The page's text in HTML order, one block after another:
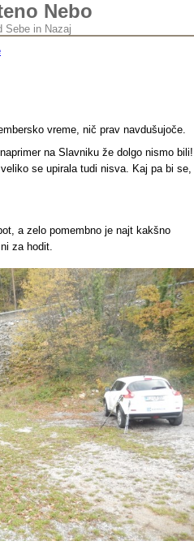
Nebo
Sebe in Nazaj
vreme, nič prav navdušujoče.
na Slavniku že dolgo nismo bili!
se upirala tudi nisva. Kaj pa bi se,
a zelo pomembno je najt kakšno
za hodit.